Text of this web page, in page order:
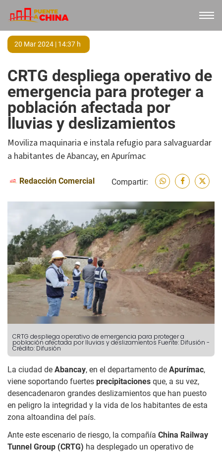
20 Mar 2024 | 14:37 h
CRTG despliega operativo de
emergencia para proteger a
población afectada por
lluvias y deslizamientos
Moviliza maquinaria e instala refugio para salvaguardar
a habitantes de Abancay, en Apurímac
Redacción Comercial Compartir:
CRTG despliega operativo de emergencia para proteger a
población afectada por lluvias y deslizamientos Fuente: Difusión -
Crédito: Difusión
La ciudad de Abancay, en el departamento de Apurímac,
viene soportando fuertes precipitaciones que, a su vez,
desencadenaron grandes deslizamientos que han puesto
en peligro la integridad y la vida de los habitantes de esta
zona altoandina del país.
Ante este escenario de riesgo, la compañía China Railway
Tunnel Group (CRTG) ha desplegado un operativo de